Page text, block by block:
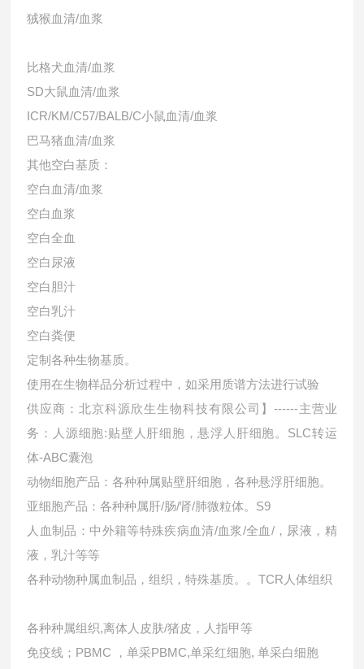
狨猴血清/血浆
比格犬血清/血浆
SD大鼠血清/血浆
ICR/KM/C57/BALB/C小鼠血清/血浆
巴马猪血清/血浆
其他空白基质：
空白血清/血浆
空白血浆
空白全血
空白尿液
空白胆汁
空白乳汁
空白粪便
定制各种生物基质。
使用在生物样品分析过程中，如采用质谱方法进行试验
供应商：北京科源欣生生物科技有限公司】------主营业
务：人源细胞:贴壁人肝细胞，悬浮人肝细胞。SLC转运
体-ABC囊泡
动物细胞产品：各种种属贴壁肝细胞，各种悬浮肝细胞。
亚细胞产品：各种种属肝/肠/肾/肺微粒体。S9
人血制品：中外籍等特殊疾病血清/血浆/全血/，尿液，精
液，乳汁等等
各种动物种属血制品，组织，特殊基质。。TCR人体组织
各种种属组织,离体人皮肤/猪皮，人指甲等
免疫线；PBMC ，单采PBMC,单采红细胞, 单采白细胞